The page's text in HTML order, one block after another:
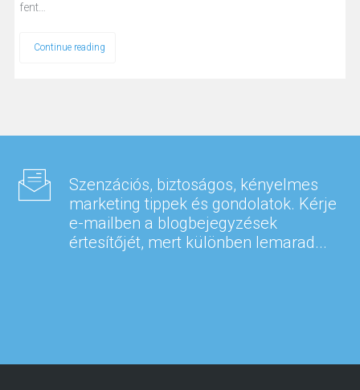
fent…
Continue reading
Szenzációs, biztoságos, kényelmes
marketing tippek és gondolatok. Kérje
e-mailben a blogbejegyzések
értesítőjét, mert különben lemarad...